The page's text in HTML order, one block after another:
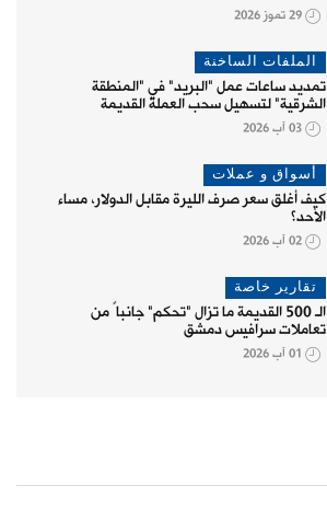
29 تموز 2026
الملفات الساخنة
تمديد ساعات عمل "البريد" في "المنطقة
الشرقية" لتسهيل سحب العملة القديمة
03 آب 2026
أسواق و عملات
كيف أغلق سعر صرف الليرة مقابل الدولار، مساء
الأحد؟
02 آب 2026
تقارير خاصة
الـ 500 القديمة ما تزال "تحكم" جانباً من
تعاملات سرافيس دمشق
01 آب 2026